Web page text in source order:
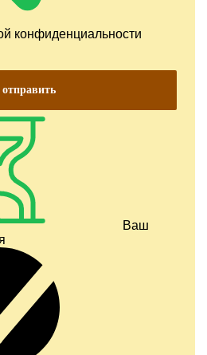
конфиденциальности
отправить
Ваш